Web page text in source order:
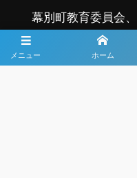
メニュー ホーム
幕別町教育委員会
公益社団法人